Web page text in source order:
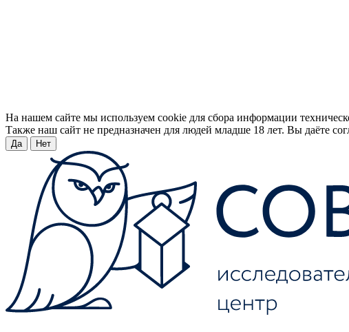
На нашем сайте мы используем cookie для сбора информации
Также наш сайт не предназначен для людей младше 18 лет. Вы даёте
Да Нет